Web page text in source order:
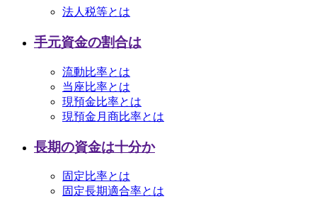
法人税等とは
手元資金の割合は
流動比率とは
当座比率とは
現預金比率とは
現預金月商比率とは
長期の資金は十分か
固定比率とは
固定長期適合率とは